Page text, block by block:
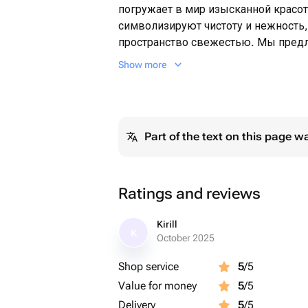
погружает в мир изысканной
символизируют чистоту и
пространство свежестью. Мы
лучших в Перми с быстрой и
Чтобы Ваш букет простоял дольше,
1. Налейте чистую холодную воду
2. Срежьте все листья, которые
3. Подрежьте стебли секатором
градусов.
Show more
Part of the text on this page
Ratings and reviews
Kirill
October 2025
Shop service 5/5
Value for money
5/5
Delivery
5/5